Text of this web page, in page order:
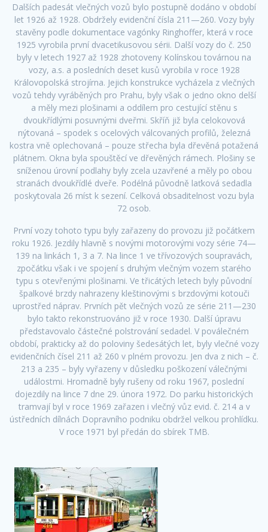
Dalších padesát vlečných vozů bylo postupně dodáno v období
let 1926 až 1928. Obdržely evidenční čísla 211—260. Vozy byly
stavěny podle dokumentace vagónky Ringhoffer, která v roce
1925 vyrobila první dvacetikusovou sérii. Další vozy do č. 250
byly v letech 1927 až 1928 zhotoveny Kolínskou továrnou na
vozy, a.s. a posledních deset kusů vyrobila v roce 1928
Královopolská strojírna. Jejich konstrukce vycházela z vlečných
vozů tehdy vyráběných pro Prahu, byly však o jedno okno delší
a měly mezi plošinami a oddílem pro cestující stěnu s
dvoukřídlými posuvnými dveřmi. Skříň již byla celokovová
nýtovaná – spodek s ocelových válcovaných profilů, železná
kostra vně oplechovaná – pouze střecha byla dřevěná potažená
plátnem. Okna byla spouštěcí ve dřevěných rámech. Plošiny se
sníženou úrovní podlahy byly zcela uzavřené a měly po obou
stranách dvoukřídlé dveře. Podélná původně laťková sedadla
poskytovala 26 míst k sezení. Celková obsaditelnost vozu byla
72 osob.
První vozy tohoto typu byly zařazeny do provozu již počátkem
roku 1926. Jezdily hlavně s novými motorovými vozy série 74—
139 na linkách 1, 3 a 7. Na lince 1 ve třívozových soupravách,
zpočátku však i ve spojení s druhým vlečným vozem starého
typu s otevřenými plošinami. Ve třicátých letech byly původní
špalkové brzdy nahrazeny kleštinovými s brzdovými kotouči
uprostřed náprav. Prvních pět vlečných vozů ze série 211—230
bylo takto rekonstruováno již v roce 1930. Další úpravu
představovalo částečné polstrování sedadel. V poválečném
období, prakticky až do poloviny šedesátých let, byly vlečné vozy
evidenčních čísel 211 až 260 v plném provozu. Jen dva z nich – č.
213 a 235 – byly vyřazeny v důsledku poškození válečnými
událostmi. Hromadně byly rušeny od roku 1967, poslední
dojezdily na lince 7 dne 29. února 1972. Do parku historických
tramvají byl v roce 1969 zařazen i vlečný vůz evid. č. 214 a v
ústředních dílnách Dopravního podniku obdržel velkou prohlídku.
V roce 1971 byl předán do sbírek TMB.